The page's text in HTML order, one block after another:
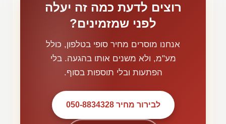
רוצים לדעת כמה זה יעלה
לפני שמזמינים?
אנחנו מוסרים מחיר סופי בטלפון, כולל
מע"מ, ולא משנים אותו בהגעה. בלי
הפתעות ובלי תוספות בסוף.
לבירור מחיר 050-8834328